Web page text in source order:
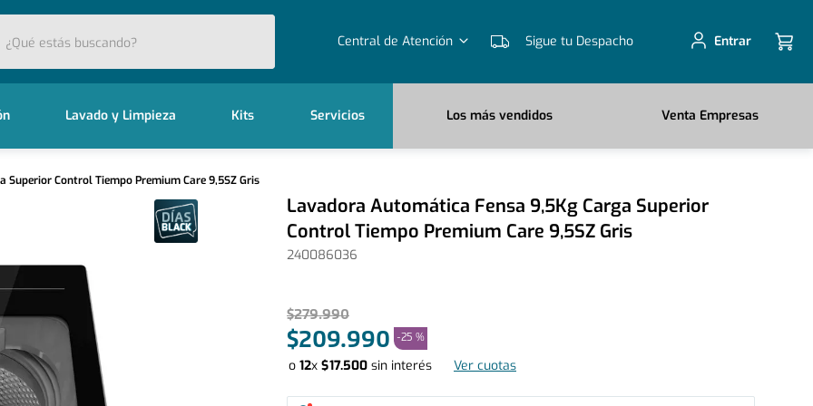
buscando?
Central de Atención Sigue tu Despacho Entrar
Lavado y Limpieza Kits Servicios Los más vendidos Venta Empresas
Control Tiempo Premium Care 9,5SZ Gris
Lavadora Automática Fensa 9,5Kg Carga Superior
Control Tiempo Premium Care 9,5SZ Gris
240086036
$279.990
$209.990 -25 %
o 12x $17.500 sin interés Ver cuotas